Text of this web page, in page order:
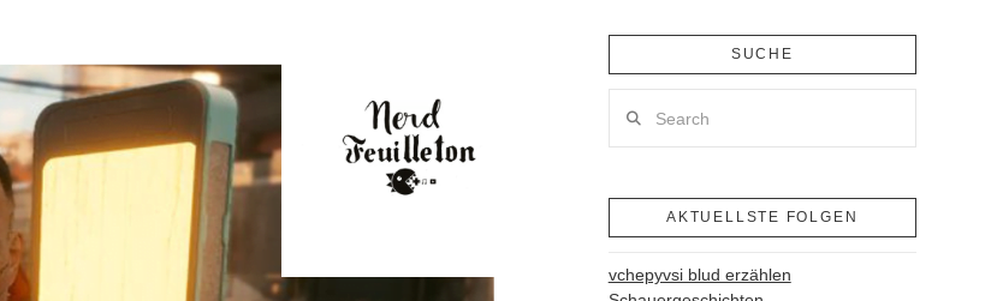
SUCHE
AKTUELLSTE FOLGEN
vchepyvsi blud erzählen